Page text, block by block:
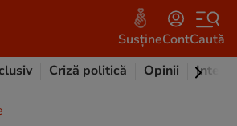
SusțineContCaută
Criză politică Opinii